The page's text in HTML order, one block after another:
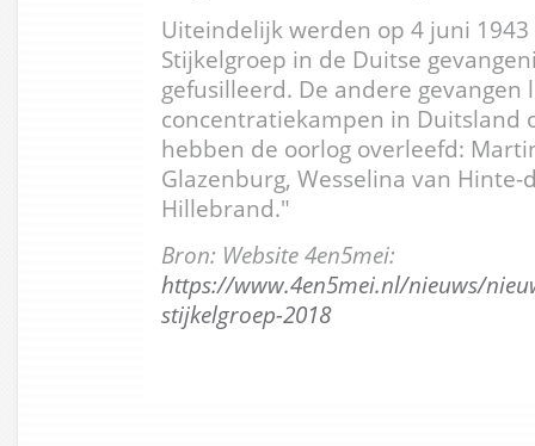
Uiteindelijk werden op 4 juni
Stijkelgroep in de Duitse
gefusilleerd. De andere
concentratiekampen in Duitsland
hebben de oorlog overleefd:
Glazenburg, Wesselina van
Hillebrand."
Bron: Website 4en5mei:
https://www.4en5mei.nl/nieuws/
stijkelgroep-2018